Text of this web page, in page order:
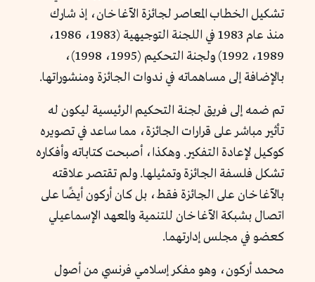
تشكيل الخطاب المعاصر لجائزة الآغا خان، إذ شارك
منذ عام 1983 في اللجنة التوجيهية (1983، 1986،
1989، 1992) ولجنة التحكيم (1995، 1998)،
بالإضافة إلى مساهماته في ندوات الجائزة ومنشوراتها.
تم ضمه إلى فريق لجنة التحكيم الرئيسية ليكون له
تأثير مباشر على قرارات الجائزة، مما ساعد في تصويره
كوكيل لإعادة التفكير. وهكذا، أصبحت كتاباته وأفكاره
تشكل فلسفة الجائزة وتمثيلها. ولم تقتصر علاقته
بالآغا خان على الجائزة فقط، بل كان أركون أيضًا على
اتصال بشبكة الآغا خان للتنمية والمعهد الإسماعيلي
كعضو في مجلس إدارتهما.
محمد أركون، وهو مفكر إسلامي فرنسي من أصول